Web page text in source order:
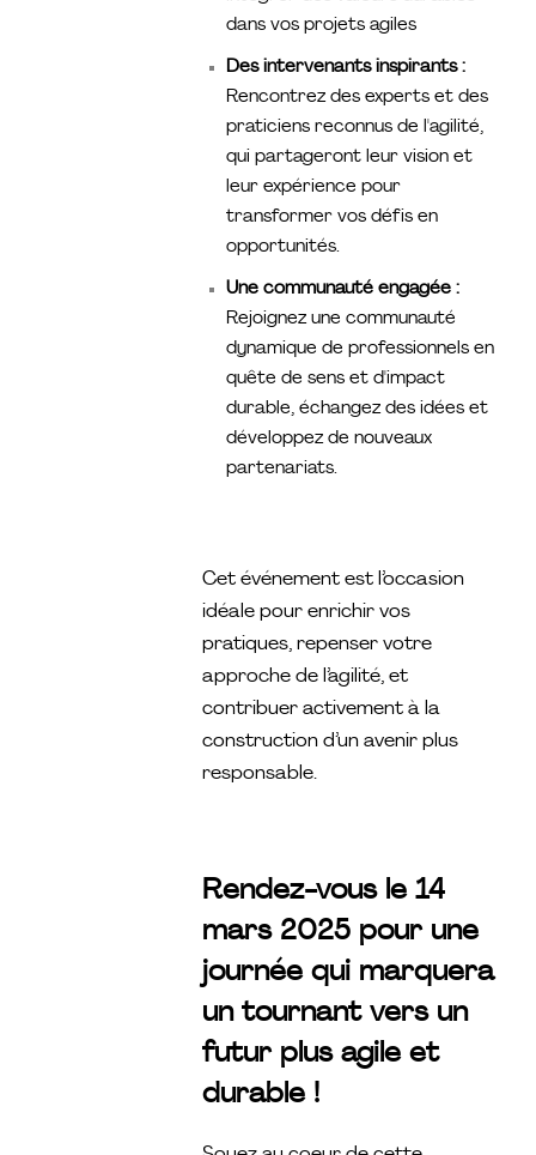
dans vos projets agiles
Des intervenants inspirants :
Rencontrez des experts et des
praticiens reconnus de l'agilité,
qui partageront leur vision et
leur expérience pour
transformer vos défis en
opportunités.
Une communauté engagée :
Rejoignez une communauté
dynamique de professionnels en
quête de sens et d'impact
durable, échangez des idées et
développez de nouveaux
partenariats.
Cet événement est l’occasion
idéale pour enrichir vos
pratiques, repenser votre
approche de l’agilité, et
contribuer activement à la
construction d’un avenir plus
responsable.
Rendez-vous le 14
mars 2025 pour une
journée qui marquera
un tournant vers un
futur plus agile et
durable !